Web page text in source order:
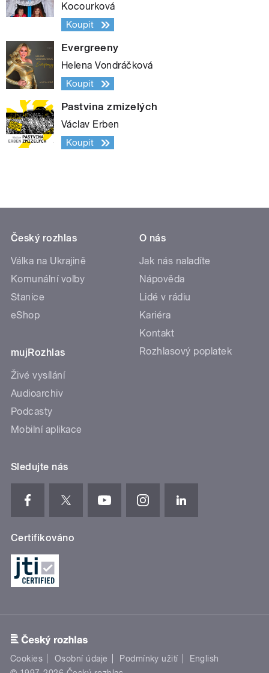
Kocourková
Koupit
Evergreeny
Helena Vondráčková
Koupit
Pastvina zmizelých
Václav Erben
Koupit
Český rozhlas
Válka na Ukrajině
Komunální volby
Stanice
eShop
mujRozhlas
Živé vysílání
Audioarchiv
Podcasty
Mobilní aplikace
O nás
Jak nás naladíte
Nápověda
Lidé v rádiu
Kariéra
Kontakt
Rozhlasový poplatek
Sledujte nás
Certifikováno
Cookies Osobní údaje Podmínky užití
English